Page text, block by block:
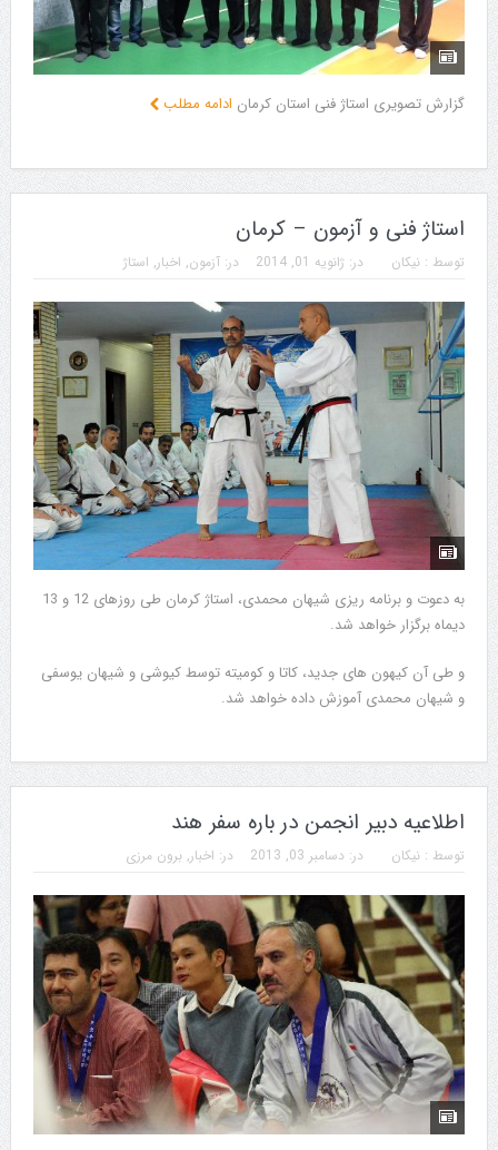
گزارش تصویری استاژ فنی استان کرمان ادامه مطلب
استاژ فنی و آزمون – کرمان
توسط : نیکان در: ژانویه 01, 2014 در: آزمون, اخبار, استاژ
به دعوت و برنامه ریزی شیهان محمدی، استاژ کرمان طی روزهای 12 و 13
دیماه برگزار خواهد شد.
و طی آن کیهون های جدید، کاتا و کومیته توسط کیوشی و شیهان یوسفی
و شیهان محمدی آموزش داده خواهد شد.
اطلاعیه دبیر انجمن در باره سفر هند
توسط : نیکان در: دسامبر 03, 2013 در: اخبار, برون مرزی